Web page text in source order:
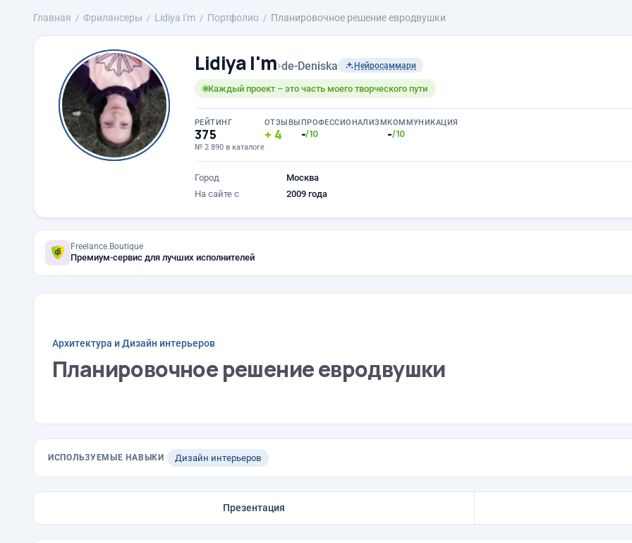
Главная Фрилансеры Lidiya I'm Портфолио Планировочное решение евродвушки
Lidiya I'm›de-Deniska Нейросаммари
Каждый проект – это часть моего творческого пути
РЕЙТИНГ
375
№ 2 890 в каталоге
ОТЗЫВЫ
4
ПРОФЕССИОНАЛИЗМ
-/10
КОММУНИКАЦИЯ
-/10
Город
Москва
На сайте с
2009 года
Freelance.Boutique
Премиум-сервис для лучших исполнителей
Архитектура и Дизайн интерьеров
Планировочное решение евродвушки
ИСПОЛЬЗУЕМЫЕ НАВЫКИ Дизайн интерьеров
Презентация